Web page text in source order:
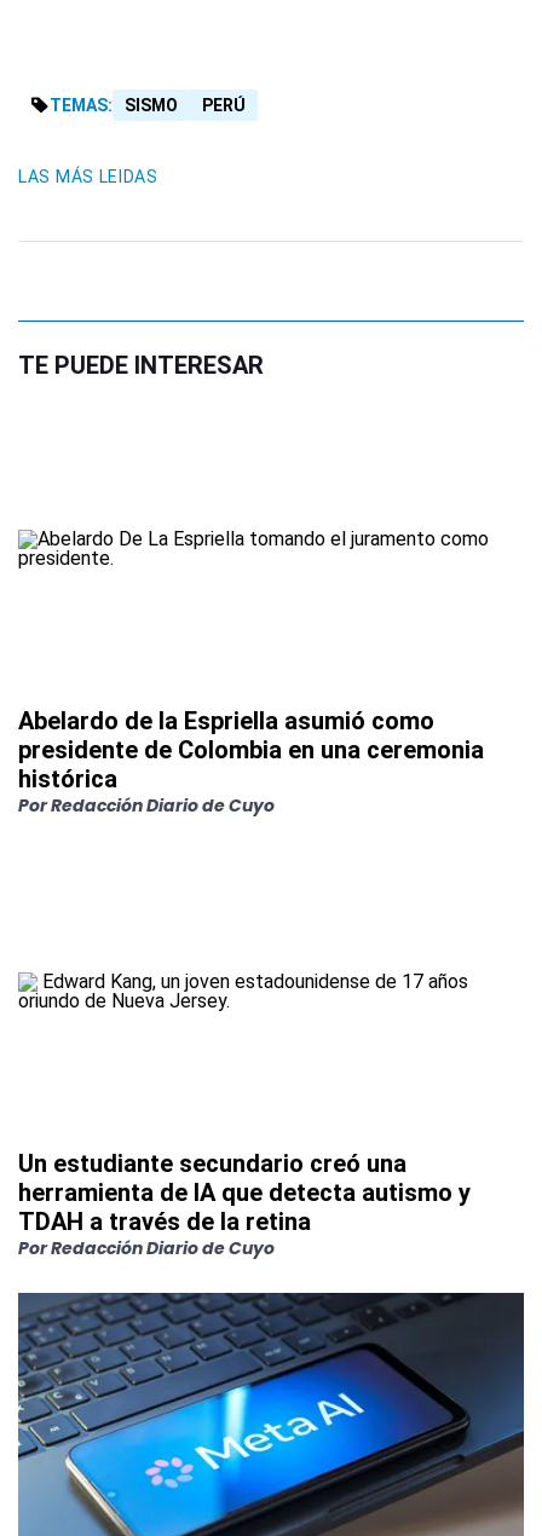
TEMAS: SISMO PERÚ
LAS MÁS LEIDAS
TE PUEDE INTERESAR
Abelardo de la Espriella asumió como
presidente de Colombia en una ceremonia
histórica
PorRedacción Diario de Cuyo
Un estudiante secundario creó una
herramienta de IA que detecta autismo y
TDAH a través de la retina
PorRedacción Diario de Cuyo